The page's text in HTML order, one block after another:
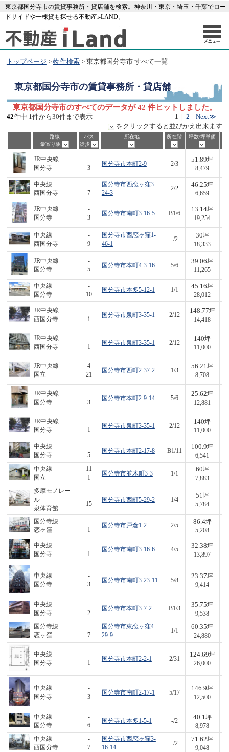
東京都国分寺市の賃貸事務所・貸店舗を検索。神奈川・東京・埼玉・千葉でロー
ドサイドや一棟貸も探せる不動産i-LAND。
トップページ > 物件検索> 東京都国分寺市 すべて一覧
東京都国分寺市の賃貸事務所・貸店舗
東京都国分寺市のすべてのデータが 42 件ヒットしました。
1 |2 Next≫
42件中 1件から30件まで表示
をクリックすると並びかえ出来ます
路線
最寄り駅
バス
徒歩
所在地 所在階 坪数/坪単価
JR中央線
国分寺
-
3
国分寺市本町2-9 2/3
51.89坪
8,479
中央線
西国分寺
-
7
国分寺市西恋ヶ窪3-
24-3
2/2
46.25坪
6,659
JR中央線
国分寺
-
3
国分寺市南町3-16-5 B1/6
13.14坪
19,254
中央線
西国分寺
-
9
国分寺市西恋ヶ窪1-
46-1
-/2
30坪
18,333
JR中央線
国分寺
-
5
国分寺市本町4-3-16 5/6
39.06坪
11,265
中央線
国分寺
-
10
国分寺市本多5-12-1 1/1
45.16坪
28,012
JR中央線
西国分寺
-
1
国分寺市泉町3-35-1 2/12
148.77坪
14,418
JR中央線
西国分寺
-
1
国分寺市泉町3-35-1 2/12
140坪
11,000
JR中央線
国立
4
21
国分寺市西町2-37-2 1/3
56.21坪
8,708
JR中央線
国分寺
-
3
国分寺市本町2-9-14 5/6
25.62坪
12,881
JR中央線
国分寺
-
1
国分寺市泉町3-35-1 2/12
140坪
11,000
中央線
国分寺
-
5
国分寺市本町2-17-8 B1/11
100.9坪
6,541
中央線
国立
11
1
国分寺市並木町3-3 1/1
60坪
7,883
多摩モノレー
ル
泉体育館
-
15
国分寺市西町5-29-2 1/4
51 坪
5,784
国分寺線
恋ヶ窪
-
1
国分寺市戸倉1-2 2/5
86.4坪
5,208
中央線
国分寺
-
1
国分寺市南町3-16-6 4/5
32.38坪
13,897
中央線
国分寺
-
3
国分寺市南町3-23-11 5/8
23.37坪
9,414
中央線
国分寺
-
2
国分寺市本町3-7-2 B1/3
35.75坪
9,538
国分寺線
恋ヶ窪
-
7
国分寺市東恋ヶ窪4-
29-9
1/1
60.35坪
24,880
中央線
国分寺
-
1
国分寺市本町2-2-1 2/31
124.69坪
26,000
中央線
国分寺
-
3
国分寺市南町2-17-1 5/17
146.9坪
12,500
中央線
国分寺
-
6
国分寺市本多1-5-1 -/2
40.1 坪
8,978
中央線
西国分寺
-
7
国分寺市西恋ヶ窪3-
16-14
-/2
71.62坪
9,048